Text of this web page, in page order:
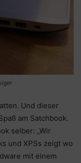
Und dieser
am Satchbook.
selber: „Wir
und XPSs zeigt wo
mit einem